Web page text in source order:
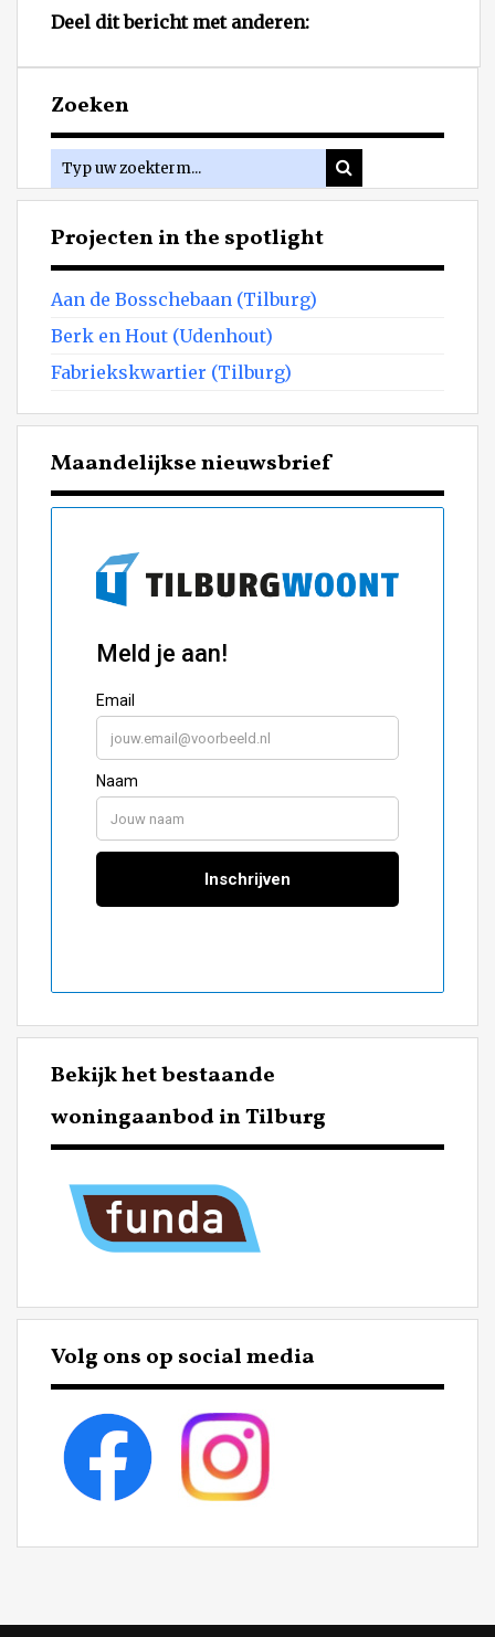
Deel dit bericht met anderen:
Zoeken
Projecten in the spotlight
Aan de Bosschebaan (Tilburg)
Berk en Hout (Udenhout)
Fabriekskwartier (Tilburg)
Maandelijkse nieuwsbrief
Bekijk het bestaande
woningaanbod in Tilburg
Volg ons op social media